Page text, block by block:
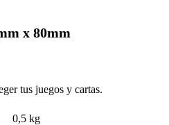
x 80mm
tus juegos y cartas.
0,5 kg